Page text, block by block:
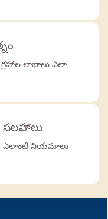
గ్రహాల లాభాలు ఎలా
సలహాలు
ఎలాంటి నియమాలు